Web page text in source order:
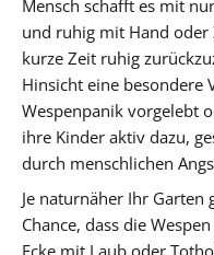
Mensch schafft es mit
und ruhig mit Hand oder
kurze Zeit ruhig
Hinsicht eine besondere
Wespenpanik vorgelebt
ihre Kinder aktiv dazu,
durch menschlichen
Je naturnäher Ihr
Chance, dass die
Ecke mit Laub oder